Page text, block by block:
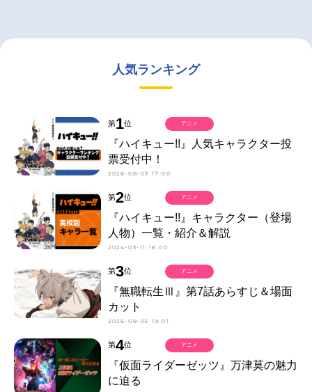
人気ランキング
第1位
『ハイキュー!!』人気キャラクター投
票受付中！
2026-08-03 17:00
アニメ
第2位
『ハイキュー!!』キャラクター（登場
人物）一覧・紹介＆解説
2024-03-11 16:00
アニメ
第3位
『無職転生Ⅲ』第7話あらすじ＆場面
カット
2026-08-05 19:01
アニメ
第4位
『仮面ライダーゼッツ』万津莫の魅力
に迫る
アニメ